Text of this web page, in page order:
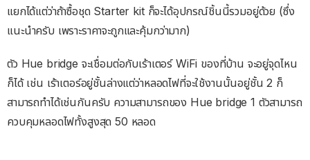
แยกได้แต่ว่าถ้าซื้อชุด Starter kit ก็จะได้อุปกรณ์ชิ้นนี้รวมอยู่ด้วย (ซึ่ง
แนะนำครับ เพราะราคาจะถูกและคุ้มกว่ามาก)
ตัว Hue bridge จะเชื่อมต่อกับเร้าเตอร์ WiFi ของที่บ้าน จะอยู่จุดไหน
ก็ได้ เช่น เร้าเตอร์อยู่ชั้นล่างแต่ว่าหลอดไฟที่จะใช้งานนั้นอยู่ชั้น 2 ก็
สามารถทำได้เช่นกันครับ ความสามารถของ Hue bridge 1 ตัวสามารถ
ควบคุมหลอดไฟทั้งสูงสุด 50 หลอด